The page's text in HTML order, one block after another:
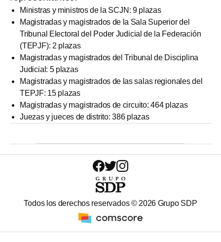
Ministras y ministros de la SCJN: 9 plazas
Magistradas y magistrados de la Sala Superior del
Tribunal Electoral del Poder Judicial de la Federación
(TEPJF): 2 plazas
Magistradas y magistrados del Tribunal de Disciplina
Judicial: 5 plazas
Magistradas y magistrados de las salas regionales del
TEPJF: 15 plazas
Magistradas y magistrados de circuito: 464 plazas
Juezas y jueces de distrito: 386 plazas
Todos los derechos reservados © 2026 Grupo SDP